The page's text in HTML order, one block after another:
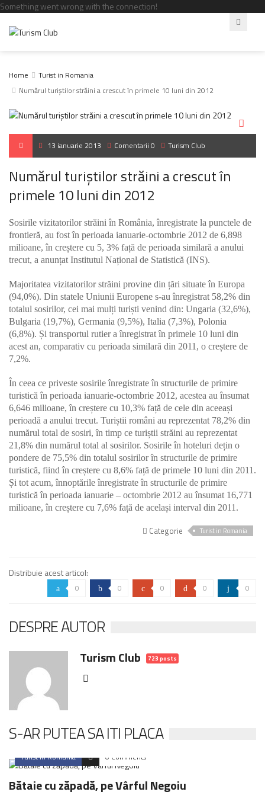
Something went wrong with the connection!
Home
Turist in Romania
Numărul turiștilor străini a crescut în primele 10 luni din 2012
13 ianuarie 2013 Comentarii 0 Turism Club
Numărul turiștilor străini a crescut în
primele 10 luni din 2012
Sosirile vizitatorilor străini în România, înregistrate la punctele de
frontieră, au fost în perioada ianuarie-octombrie 2012 de 6,898
milioane, în creștere cu 5, 3% față de perioada similară a anului
trecut, a anunțat Institutul Național de Statistică (INS).
Majoritatea vizitatorilor străini provine din țări situate în Europa
(94,0%). Din statele Uniunii Europene s-au înregistrat 58,2% din
totalul sosirilor, cei mai mulți turiști venind din: Ungaria (32,6%),
Bulgaria (19,7%), Germania (9,5%), Italia (7,3%), Polonia
(6,8%). Și transportul rutier a înregistrat în primele 10 luni din
acest an, comparativ cu perioada similară din 2011, o creștere de
7,2%.
În ceea ce priveste sosirileînregistrate în structurile de primire
turistică în perioada ianuarie-octombrie 2012, acestea au însumat
6,646 milioane, în creștere cu 10,3% față de cele din aceeași
perioadă a anului trecut. Turiștii români au reprezentat 78,2% din
numărul total de sosiri, în timp ce turiștii străini au reprezentat
21,8% din numărul total al sosirilor. Sosirile în hoteluri dețin o
pondere de 75,5% din totalul sosirilor în structurile de primire
turistică, fiind în creștere cu 8,6% față de primele 10 luni din 2011.
Și tot acum, înnoptărileînregistrate în structurile de primire
turistică în perioada ianuarie – octombrie 2012 au însumat 16,771
milioane, în creștere cu 7,6% față de același interval din 2011.
Categorie Turist in Romania
Distribuie acest articol:
a 0 b 0 c 0 d 0 j 0
DESPRE AUTOR
Turism Club 723 posts
S-AR PUTEA SA ITI PLACA
Turist in Romania 0 Comments
Bătaie cu zăpadă, pe Vârful Negoiu